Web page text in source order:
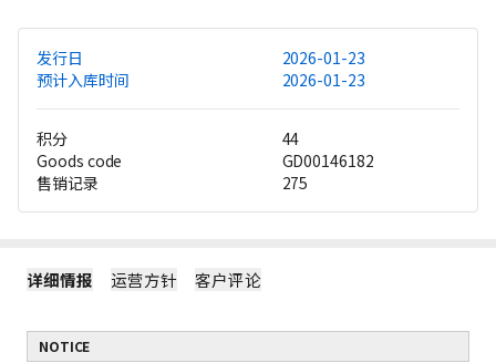
发行日
2026-01-23
预计入库时间
2026-01-23
积分
44
Goods code
GD00146182
售销记录
275
详细情报 运营方针 客户评论
NOTICE